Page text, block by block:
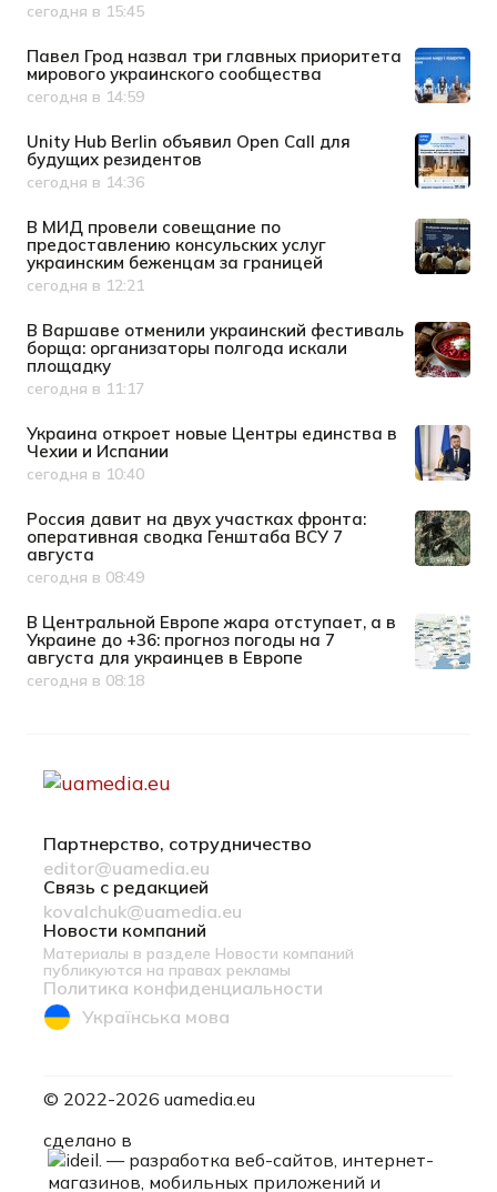
Дата публикации
сегодня в 15:45
Павел Грод назвал три главных приоритета
мирового украинского сообщества
Дата публикации
сегодня в 14:59
Unity Hub Berlin объявил Open Call для
будущих резидентов
Дата публикации
сегодня в 14:36
В МИД провели совещание по
предоставлению консульских услуг
украинским беженцам за границей
Дата публикации
сегодня в 12:21
В Варшаве отменили украинский фестиваль
борща: организаторы полгода искали
площадку
Дата публикации
сегодня в 11:17
Украина откроет новые Центры единства в
Чехии и Испании
Дата публикации
сегодня в 10:40
Россия давит на двух участках фронта:
оперативная сводка Генштаба ВСУ 7
августа
Дата публикации
сегодня в 08:49
В Центральной Европе жара отступает, а в
Украине до +36: прогноз погоды на 7
августа для украинцев в Европе
Дата публикации
сегодня в 08:18
Партнерство, сотрудничество
editor@uamedia.eu
Связь с редакцией
kovalchuk@uamedia.eu
Новости компаний
Материалы в разделе Новости компаний
публикуются на правах рекламы
Политика конфиденциальности
Українська мова
© 2022-2026 uamedia.eu
сделано в